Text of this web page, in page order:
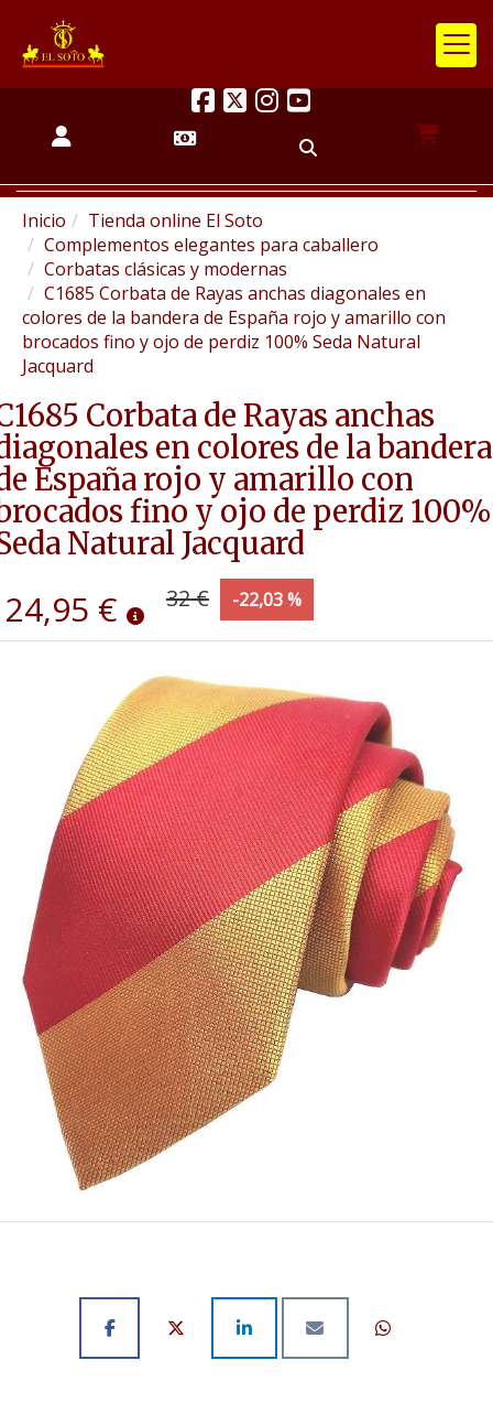
Inicio
Tienda online El Soto
Complementos elegantes para caballero
Corbatas clásicas y modernas
C1685 Corbata de Rayas anchas diagonales en
colores de la bandera de España rojo y amarillo con
brocados fino y ojo de perdiz 100% Seda Natural
Jacquard
Corbata de Rayas anchas
en colores de la bandera
España rojo y amarillo con
fino y ojo de perdiz 100%
Natural Jacquard
24,95 € 32 € -22,03 %